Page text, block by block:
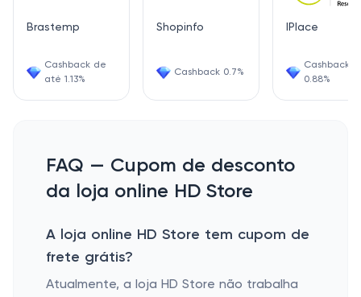
Brastemp
Cashback de
até 1.13%
Shopinfo
Cashback 0.7%
IPlace
Cashback
0.88%
FAQ — Cupom de desconto
da loja online HD Store
A loja online HD Store tem cupom de
frete grátis?
Atualmente, a loja HD Store não trabalha